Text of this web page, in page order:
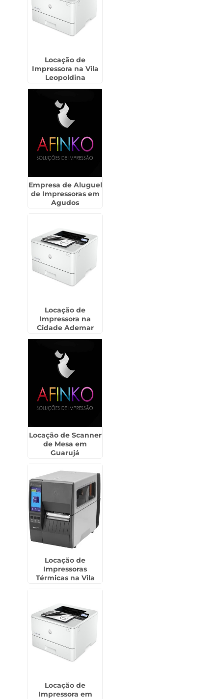
Locação de
Impressora na Vila
Leopoldina
Empresa de Aluguel
de Impressoras em
Agudos
Locação de
Impressora na
Cidade Ademar
Locação de Scanner
de Mesa em
Guarujá
Locação de
Impressoras
Térmicas na Vila
Locação de
Impressora em